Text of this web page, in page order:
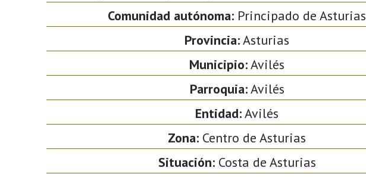
Comunidad autónoma: Principado de Asturias
Provincia:Asturias
Municipio:Avilés
Parroquia:Avilés
Entidad:Avilés
Zona: Centro de Asturias
Situación:Costa de Asturias